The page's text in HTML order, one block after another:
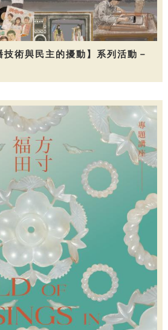
技術與民主的擾動】系列活動－